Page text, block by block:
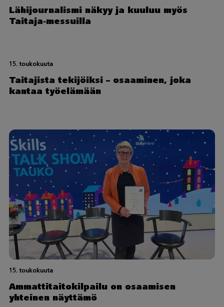
Lähijournalismi näkyy ja kuuluu myös
Taitaja-messuilla
15. toukokuuta
Taitajista tekijöiksi – osaaminen, joka
kantaa työelämään
15. toukokuuta
Ammattitaitokilpailu on osaamisen
yhteinen näyttämö